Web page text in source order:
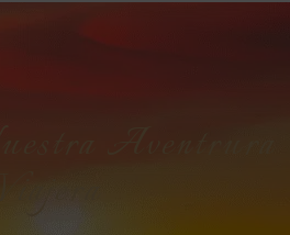
Viajera